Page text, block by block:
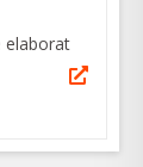
elaborat